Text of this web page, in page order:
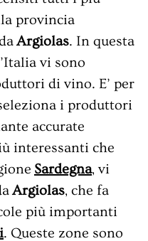
provincia
Argiolas. In questa
vi sono
di vino. E’ per
i produttori
accurate
interessanti che
Sardegna, vi
Argiolas, che fa
più importanti
. Queste zone sono